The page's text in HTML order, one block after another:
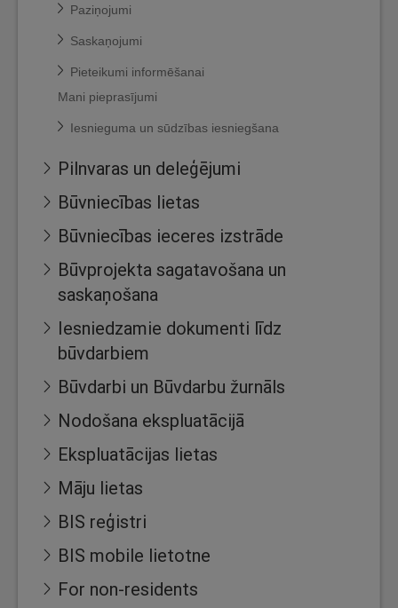
Paziņojumi
Saskaņojumi
Pieteikumi informēšanai
Mani pieprasījumi
Iesnieguma un sūdzības iesniegšana
Pilnvaras un deleģējumi
Būvniecības lietas
Būvniecības ieceres izstrāde
Būvprojekta sagatavošana un
saskaņošana
Iesniedzamie dokumenti līdz
būvdarbiem
Būvdarbi un Būvdarbu žurnāls
Nodošana ekspluatācijā
Ekspluatācijas lietas
Māju lietas
BIS reģistri
BIS mobile lietotne
For non-residents